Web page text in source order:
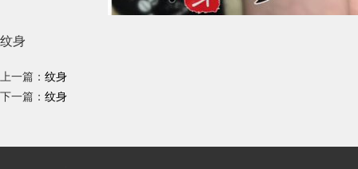
纹身
上一篇： 纹身
下一篇： 纹身